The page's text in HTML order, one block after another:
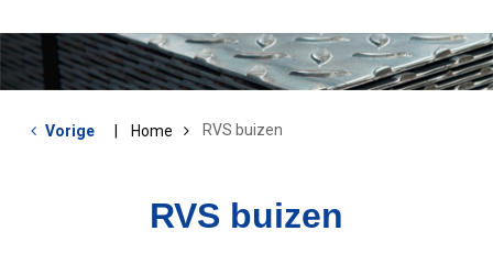
Vorige Home RVS buizen
RVS buizen